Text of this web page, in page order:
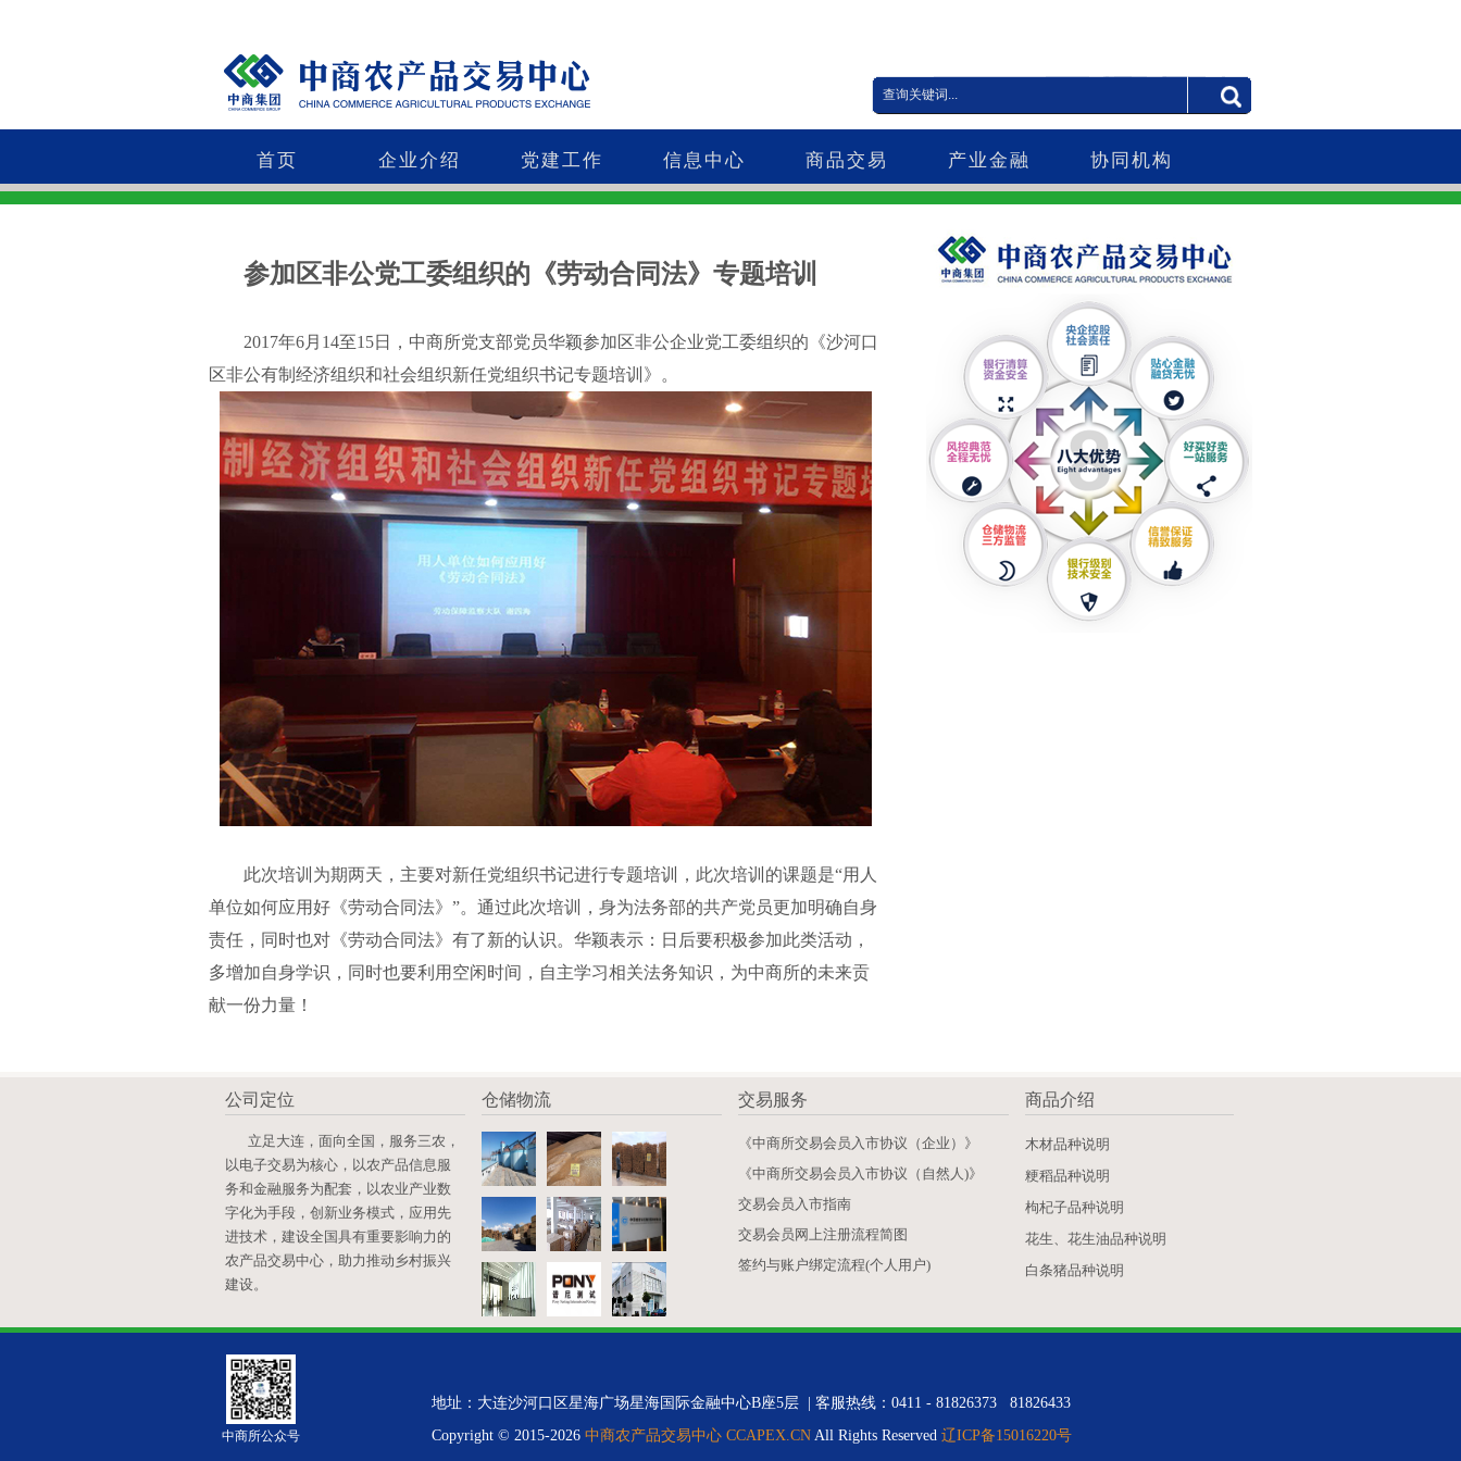
首页 企业介绍 党建工作 信息中心 商品交易 产业金融 协同机构
参加区非公党工委组织的《劳动合同法》专题培训
2017年6月14至15日，中商所党支部党员华颖参加区非公企业党工委组织的《沙河口
区非公有制经济组织和社会组织新任党组织书记专题培训》。
此次培训为期两天，主要对新任党组织书记进行专题培训，此次培训的课题是“用人
单位如何应用好《劳动合同法》”。通过此次培训，身为法务部的共产党员更加明确自身
责任，同时也对《劳动合同法》有了新的认识。华颖表示：日后要积极参加此类活动，
多增加自身学识，同时也要利用空闲时间，自主学习相关法务知识，为中商所的未来贡
献一份力量！
公司定位
立足大连，面向全国，服务三农，
以电子交易为核心，以农产品信息服
务和金融服务为配套，以农业产业数
字化为手段，创新业务模式，应用先
进技术，建设全国具有重要影响力的
农产品交易中心，助力推动乡村振兴
建设。
仓储物流 交易服务
《中商所交易会员入市协议（企业）》
《中商所交易会员入市协议（自然人)》
交易会员入市指南
交易会员网上注册流程简图
签约与账户绑定流程(个人用户)
商品介绍
木材品种说明
粳稻品种说明
枸杞子品种说明
花生、花生油品种说明
白条猪品种说明
中商所公众号
地址：大连沙河口区星海广场星海国际金融中心B座5层 | 客服热线：0411 - 81826373 81826433
Copyright © 2015-2026 中商农产品交易中心 CCAPEX.CNAll Rights Reserved 辽ICP备15016220号